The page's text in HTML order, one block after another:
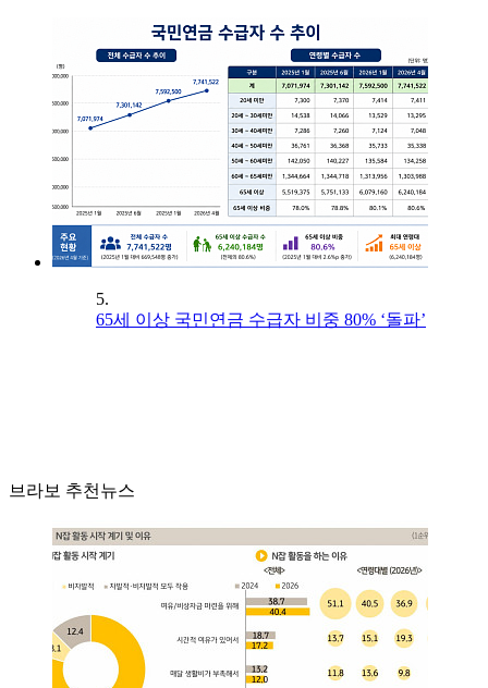
5.
65세 이상 국민연금 수급자 비중 80% ‘돌파’
브라보 추천뉴스